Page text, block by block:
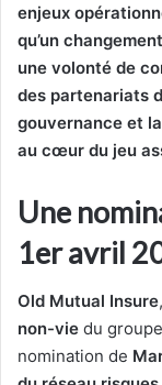
enjeux
qu’un
une volonté de
des partenariats
gouvernance et
au cœur du jeu
Une
1er avril
Old Mutual Insure
non-vie du
nomination de